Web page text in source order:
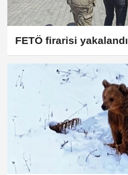
FETÖ firarisi yakalandı